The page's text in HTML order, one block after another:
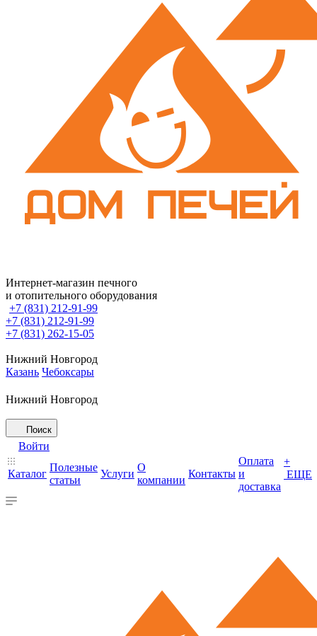
Интернет-магазин печного
и отопительного оборудования
+7 (831) 212-91-99
+7 (831) 212-91-99
+7 (831) 262-15-05
Нижний Новгород
Казань Чебоксары
Нижний Новгород
Поиск
Войти
Каталог
Полезные
статьи
Услуги
О
компании
Контакты
Оплата
и
доставка
+
ЕЩЕ